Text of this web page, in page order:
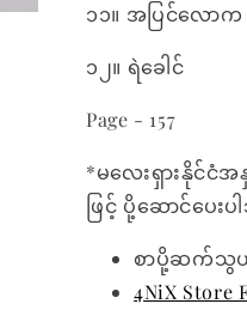
၁၁။ အပြင်လောက
၁၂။ ရဲခေါင်
Page - 157
*မလေးရှားနိုင်ငံ
ဖြင့် ပို့ဆောင်ပေး
စာပို့ဆက်သွ
4NiX Store